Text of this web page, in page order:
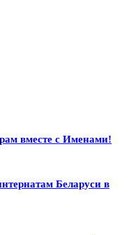
вместе с Именами!
Беларуси в